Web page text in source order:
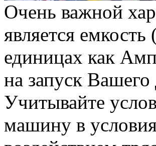
Очень важной
является
единицах как
на запуск Вашего
Учитывайте
машину в